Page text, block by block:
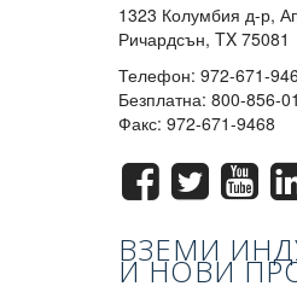
1323 Колумбия д-р,
Ричардсън, TX 75081
Телефон:972-671-
Безплатна:800-856-
Факс: 972-671-9468
ВЗЕМИ
И НОВИ